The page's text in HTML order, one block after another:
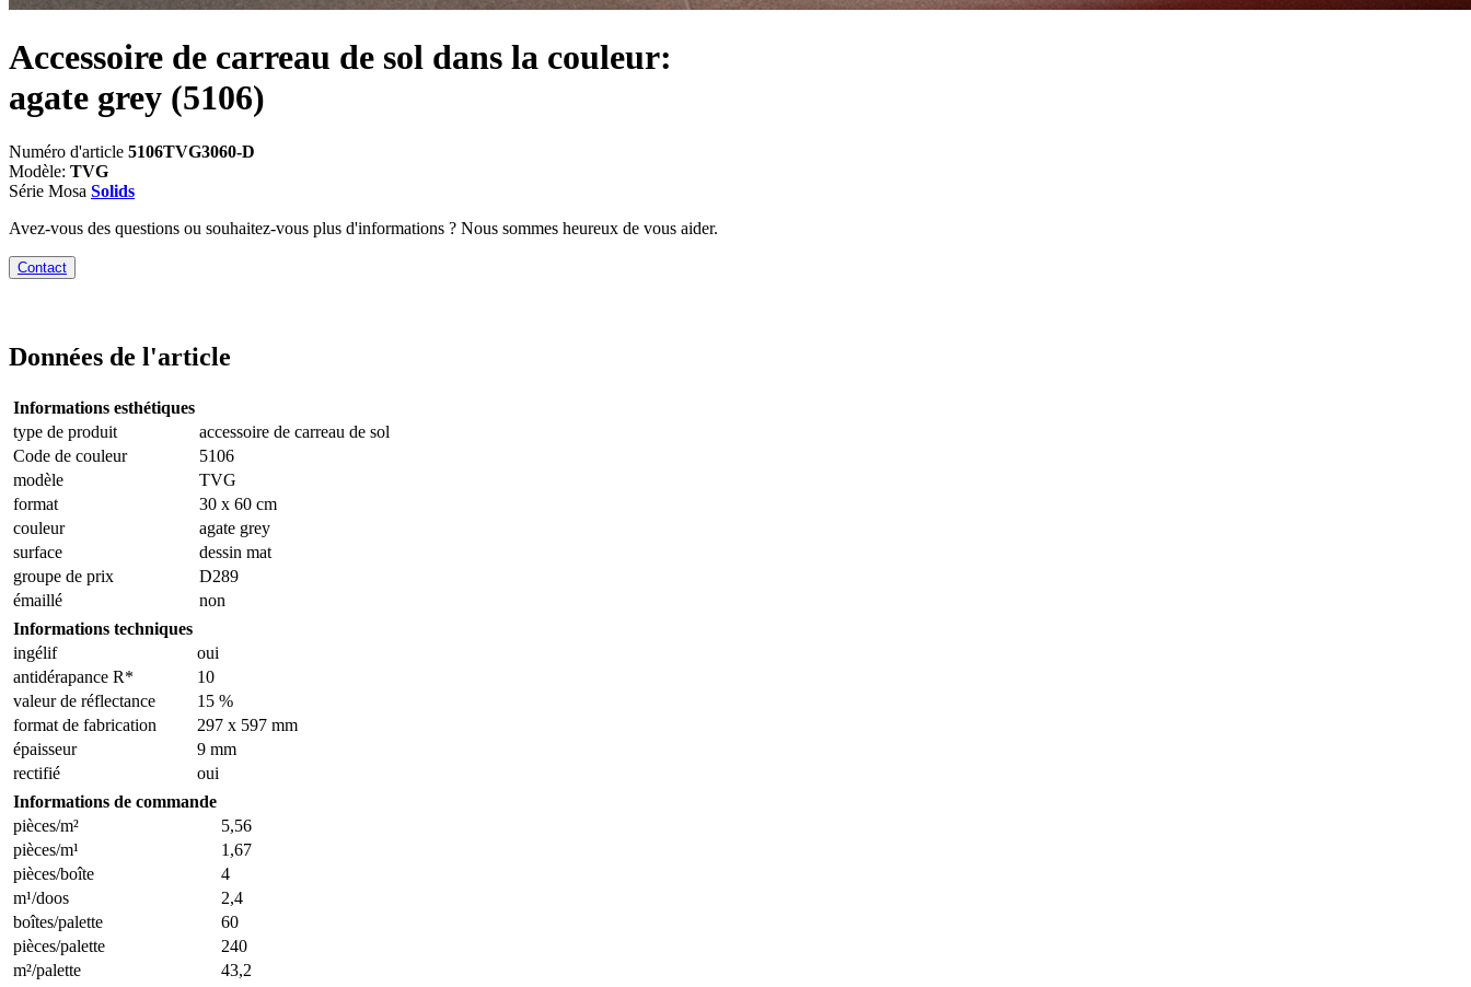
Accessoire de carreau de sol dans la couleur:
agate grey (5106)
Numéro d'article 5106TVG3060-D
Modèle: TVG
Série Mosa Solids
Avez-vous des questions ou souhaitez-vous plus d'informations ? Nous sommes heureux de vous aider.
Contact
Données de l'article
Informations esthétiques
type de produit
accessoire de carreau de sol
Code de couleur
5106
modèle
TVG
format
30 x 60 cm
couleur
agate grey
surface
dessin mat
groupe de prix
D289
émaillé
non
Informations techniques
ingélif
oui
antidérapance R*
10
valeur de réflectance
15 %
format de fabrication
297 x 597 mm
épaisseur
9 mm
rectifié
oui
Informations de commande
pièces/m²
5,56
pièces/m¹
1,67
pièces/boîte
4
m¹/doos
2,4
boîtes/palette
60
pièces/palette
240
m²/palette
43,2